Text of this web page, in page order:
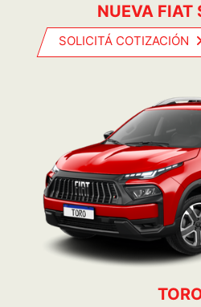
NUEVA FIAT
SOLICITÁ COTIZACIÓN